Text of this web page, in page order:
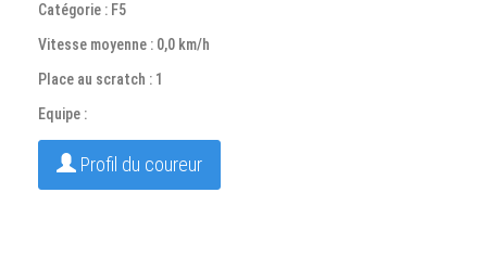
Catégorie : F5
Vitesse moyenne : 0,0 km/h
Place au scratch : 1
Equipe :
Profil du coureur